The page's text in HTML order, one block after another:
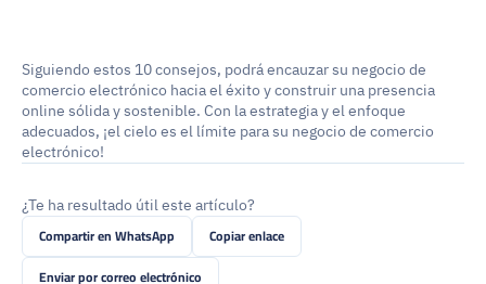
Siguiendo estos 10 consejos, podrá encauzar su negocio de
comercio electrónico hacia el éxito y construir una presencia
online sólida y sostenible. Con la estrategia y el enfoque
adecuados, ¡el cielo es el límite para su negocio de comercio
electrónico!
¿Te ha resultado útil este artículo?
Compartir en WhatsApp
Copiar enlace
Enviar por correo electrónico